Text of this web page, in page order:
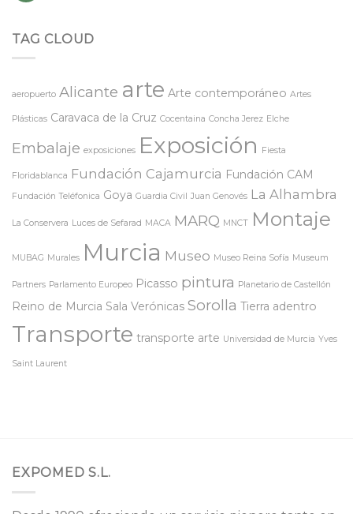
TAG CLOUD
aeropuerto Alicante arte Arte contemporáneo Artes
Plásticas Caravaca de la Cruz Cocentaina Concha Jerez Elche
Embalaje exposiciones Exposición Fiesta
Floridablanca Fundación Cajamurcia Fundación CAM
Fundación Teléfonica Goya Guardia Civil Juan Genovés La Alhambra
La Conservera Luces de Sefarad MACA MARQ MNCT Montaje
MUBAG Murales Murcia Museo Museo Reina Sofía Museum
Partners Parlamento Europeo Picasso pintura Planetario de Castellón
Reino de Murcia Sala Verónicas Sorolla Tierra adentro
Transporte transporte arte Universidad de Murcia Yves
Saint Laurent
EXPOMED S.L.